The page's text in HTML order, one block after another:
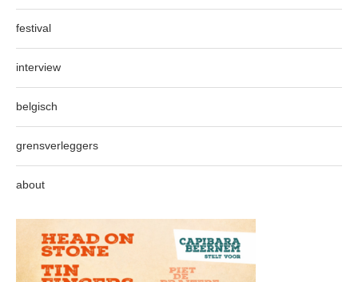
festival
interview
belgisch
grensverleggers
about